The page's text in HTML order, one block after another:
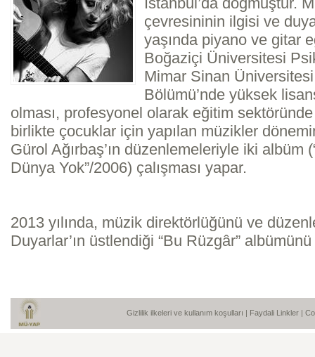
çevresininin ilgisi ve
yaşında piyano ve gitar
Boğaziçi Üniversitesi
Mimar Sinan
Bölümü’nde yüksek
olması, profesyonel olarak eğitim
birlikte çocuklar için yapılan müzikler
Gürol Ağırbaş’ın düzenlemeleriyle iki albüm
Dünya Yok”/2006) çalışması yapar.
2013 yılında, müzik direktörlüğünü ve
Duyarlar’ın üstlendiği “Bu Rüzgâr”
Gizlilik ilkeleri ve kullanım koşulları | Faydali Linkler |